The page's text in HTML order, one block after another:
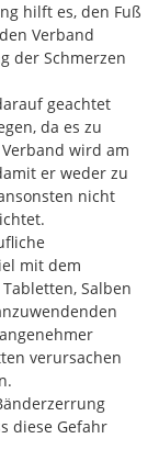
hilft es, den Fuß
Verband
der Schmerzen
geachtet
da es zu
wird am
er weder zu
nicht
mit dem
Salben
verursachen
diese Gefahr